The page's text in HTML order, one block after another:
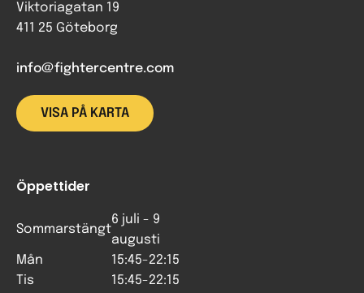
Viktoriagatan 19
411 25 Göteborg
info@fightercentre.com
VISA PÅ KARTA
Öppettider
Sommarstängt
6 juli - 9
augusti
Mån
15:45-22:15
Tis
15:45-22:15